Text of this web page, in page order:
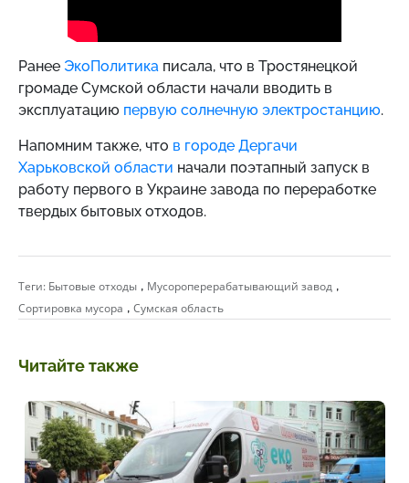
Ранее ЭкоПолитика писала, что в Тростянецкой
громаде Сумской области начали вводить в
эксплуатацию первую солнечную электростанцию.
Напомним также, что в городе Дергачи
Харьковской области начали поэтапный запуск в
работу первого в Украине завода по переработке
твердых бытовых отходов.
Теги: Бытовые отходы , Мусороперерабатывающий завод ,
Сортировка мусора , Сумская область
Читайте также